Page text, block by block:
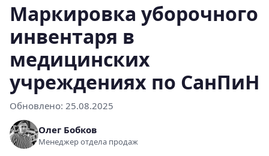
Маркировка уборочного
инвентаря в
медицинских
учреждениях по СанПиН
Обновлено: 25.08.2025
Олег Бобков
Менеджер отдела продаж